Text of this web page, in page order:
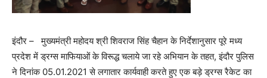
इंदौर – मुख्यमंत्री महोदय श्री शिवराज सिंह चैहान के निर्देशानुसार पूरे मध्य
प्रदेश में ड्रग्स माफियाओं के विरूद्ध चलाये जा रहे अभियान के तहत, इंदौर पुलिस
ने दिनांक 05.01.2021 से लगातार कार्यवाही करते हुए एक बड़े ड्रग्स रैकेट का